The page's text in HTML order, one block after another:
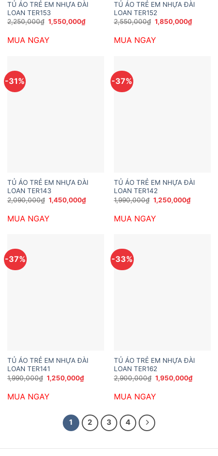
TỦ ÁO TRẺ EM NHỰA ĐÀI
LOAN TER153
2,250,000₫ Giá
gốc
2,250,000₫.
1,550,000₫Giá
hiện
MUA NGAY
TỦ ÁO TRẺ EM NHỰA ĐÀI
LOAN TER152
2,550,000₫ Giá
gốc
2,550,000₫.
1,850,000₫Giá
hiện
MUA NGAY
-31%
TỦ ÁO TRẺ EM NHỰA ĐÀI
LOAN TER143
2,090,000₫ Giá
gốc
2,090,000₫.
1,450,000₫Giá
hiện
1,450,000₫.
MUA NGAY
-37%
TỦ ÁO TRẺ EM NHỰA ĐÀI
LOAN TER142
1,990,000₫ Giá
gốc
1,990,000₫.
1,250,000₫Giá
hiện
MUA NGAY
-37%
TỦ ÁO TRẺ EM NHỰA ĐÀI
LOAN TER141
1,990,000₫ Giá
gốc
1,990,000₫.
1,250,000₫Giá
hiện
MUA NGAY
-33%
TỦ ÁO TRẺ EM NHỰA ĐÀI
LOAN TER162
2,900,000₫ Giá
gốc
2,900,000₫.
1,950,000₫Giá
hiện
MUA NGAY
1 2 3 4